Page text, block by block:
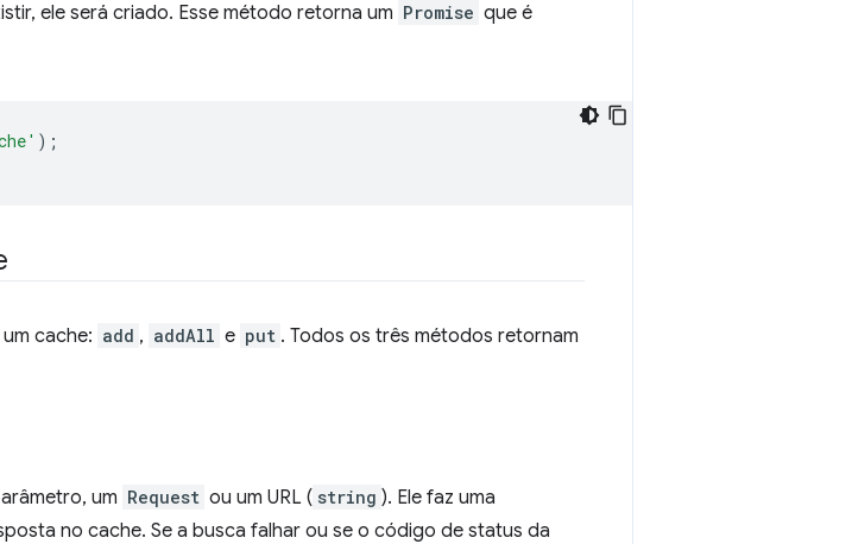
ele será criado. Esse método retorna um Promise que é
);
cache: add , addAll e put . Todos os três métodos retornam
um Request ou um URL ( string ). Ele faz uma
no cache. Se a busca falhar ou se o código de status da